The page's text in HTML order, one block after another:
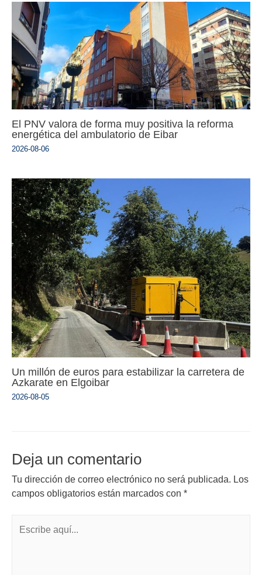
El PNV valora de forma muy positiva la reforma
energética del ambulatorio de Eibar
2026-08-06
Un millón de euros para estabilizar la carretera de
Azkarate en Elgoibar
2026-08-05
Deja un comentario
Tu dirección de correo electrónico no será publicada. Los
campos obligatorios están marcados con *